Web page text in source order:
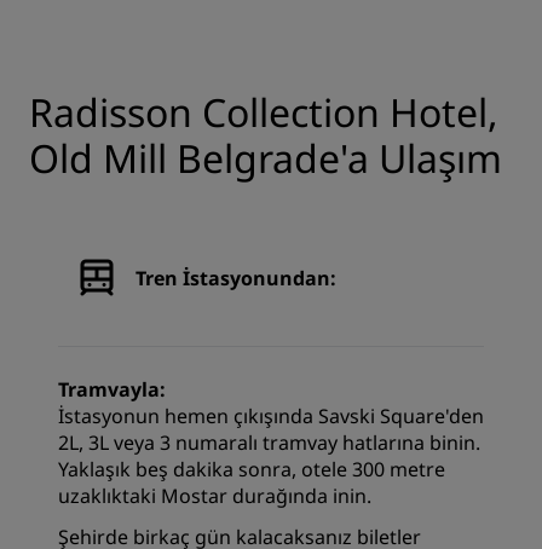
Radisson Collection Hotel,
Old Mill Belgrade'a Ulaşım
Tren İstasyonundan:
Tramvayla:
İstasyonun hemen çıkışında Savski Square'den
2L, 3L veya 3 numaralı tramvay hatlarına binin.
Yaklaşık beş dakika sonra, otele 300 metre
uzaklıktaki Mostar durağında inin.
Şehirde birkaç gün kalacaksanız biletler